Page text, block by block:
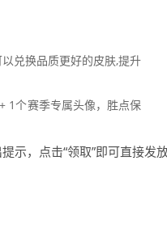
兑换品质更好的皮肤,提升
1个赛季专属头像，胜点保
示，点击“领取”即可直接发